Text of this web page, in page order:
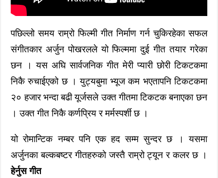
पछिल्लो समय राम्रो फिल्मी गीत निर्माण गर्न चुकिरहेका सफल
संगीतकार अर्जुन पोखरलले यो फिल्ममा दुई गीत तयार गरेका
छन । यस अघि सार्वजनिक गीत मेरी प्यारी छोरी टिकटकमा
निकै रुचाईएको छ । युट्यबुमा भ्यूज कम भएतापनि टिकटकमा
२० हजार भन्दा बढी यूर्जसले उक्त गीतमा टिकटक बनाएका छन
। उक्त गीत निकै कर्णप्रिय र मर्मस्पर्शी छ ।
यो रोमान्टिक नम्बर पनि एक हद सम्म सुन्दर छ । यसमा
अर्जुनका बल्कबष्टर गीतहरुको जस्तै राम्रो ट्यून र कलर छ ।
हेर्नुस गीत